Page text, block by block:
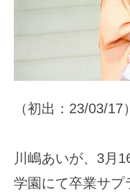
（初出：23/03/17）
川嶋あいが、3月
学園にて卒業サプ